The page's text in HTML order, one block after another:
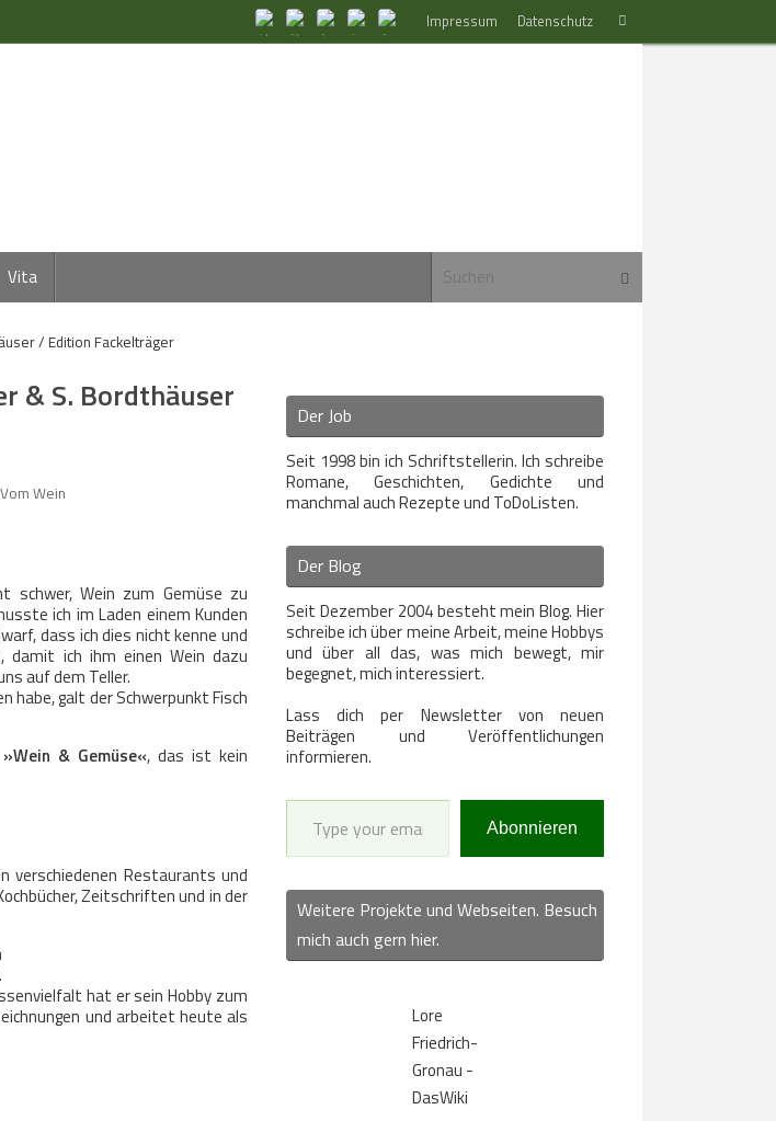
Impressum Datenschutz
nach:
Suchen
Vita Suchen
/ Edition Fackelträger
& S. Bordthäuser
Vom Wein
schwer, Wein zum Gemüse zu
ich im Laden einem Kunden
dass ich dies nicht kenne und
damit ich ihm einen Wein dazu
auf dem Teller.
habe, galt der Schwerpunkt Fisch
»Wein & Gemüse«, das ist kein
verschiedenen Restaurants und
Zeitschriften und in der
hat er sein Hobby zum
und arbeitet heute als
Der Job
Seit 1998 bin ich Schriftstellerin. Ich schreibe
Romane, Geschichten, Gedichte und
manchmal auch Rezepte und ToDoListen.
Der Blog
Seit Dezember 2004 besteht mein Blog. Hier
schreibe ich über meine Arbeit, meine Hobbys
und über all das, was mich bewegt, mir
begegnet, mich interessiert.
Lass dich per Newsletter von neuen
Beiträgen und Veröffentlichungen
informieren.
Type your email…
Abonnieren
Weitere Projekte und Webseiten. Besuch
mich auch gern hier.
Lore
Friedrich-
Gronau -
DasWiki